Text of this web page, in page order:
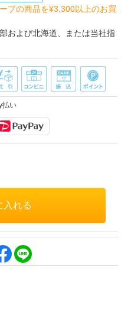
プの商品を¥3,300以上のお買
および北海道、または当社指
払い